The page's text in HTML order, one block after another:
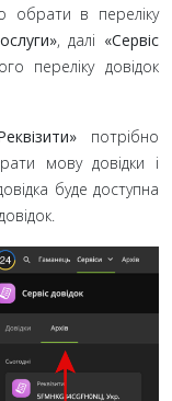
обрати в переліку
, далі «Сервіс
переліку довідок
потрібно
мову довідки і
буде доступна